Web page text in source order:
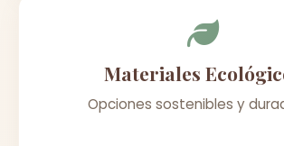
Materiales
Opciones sostenibles y